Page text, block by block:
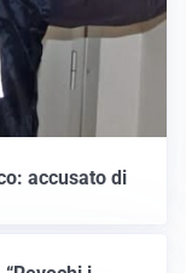
accusato di